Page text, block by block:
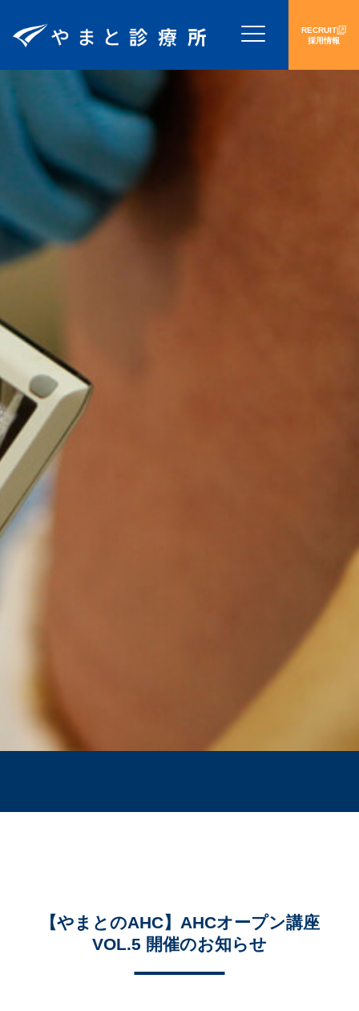
RECRUIT
採用情報
【やまとのAHC】AHCオープン講座
VOL.5 開催のお知らせ